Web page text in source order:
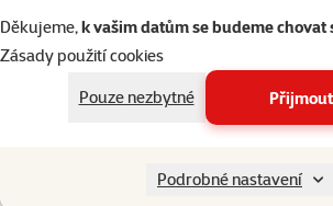
Děkujeme,k vašim datům se budeme chovat
Zásady použití cookies
Pouze nezbytné
Podrobné nastavení
Cena
14 Kč
značka
do košíku